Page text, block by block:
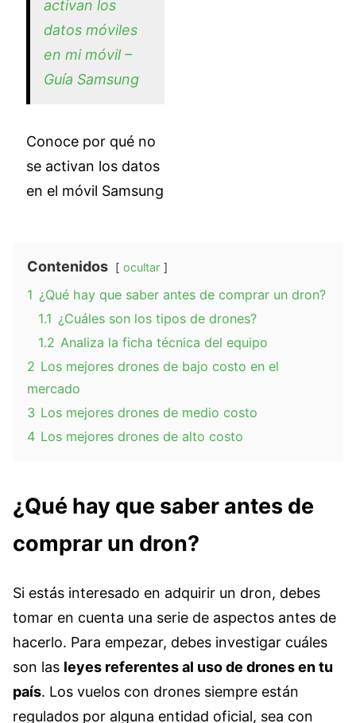
activan los
datos móviles
en mi móvil –
Guía Samsung
Conoce por qué no
se activan los datos
en el móvil Samsung
Contenidos ocultar
1 ¿Qué hay que saber antes de comprar un dron?
1.1 ¿Cuáles son los tipos de drones?
1.2 Analiza la ficha técnica del equipo
2 Los mejores drones de bajo costo en el
mercado
3 Los mejores drones de medio costo
4 Los mejores drones de alto costo
¿Qué hay que saber antes de
comprar un dron?
Si estás interesado en adquirir un dron, debes
tomar en cuenta una serie de aspectos antes de
hacerlo. Para empezar, debes investigar cuáles
son las leyes referentes al uso de drones en tu
país. Los vuelos con drones siempre están
regulados por alguna entidad oficial, sea con